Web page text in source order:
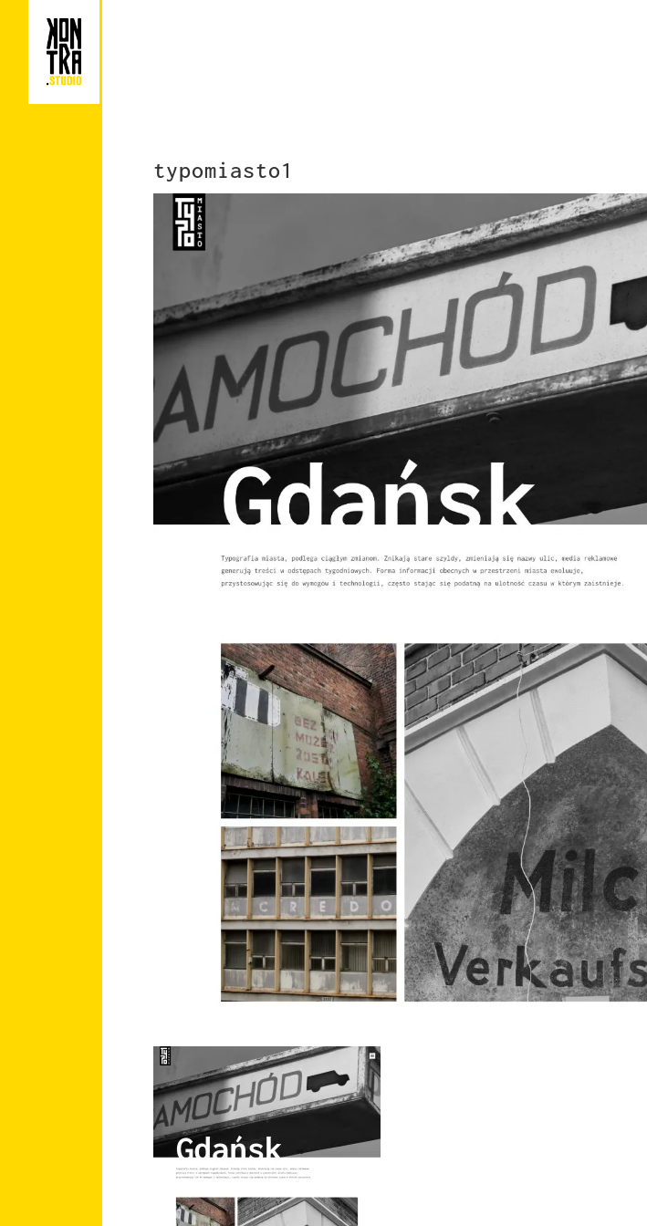
typomiasto1